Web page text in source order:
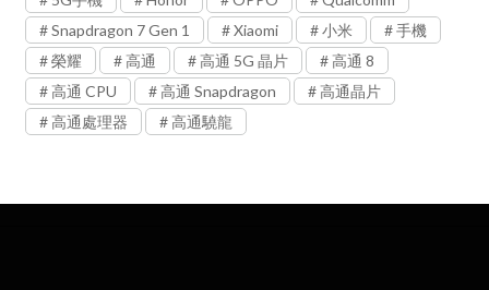
Snapdragon 7 Gen 1
Xiaomi 小米
手機
榮耀
高通 高通 5G 晶片
高通 8
高通 CPU
高通 Snapdragon
高通晶片
高通處理器
高通驍龍